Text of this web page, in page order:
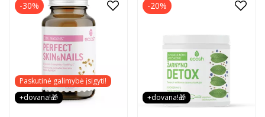
Paskutinė galimybė įsigyti!
+dovana!🎁
-30%
+dovana!🎁
-20%